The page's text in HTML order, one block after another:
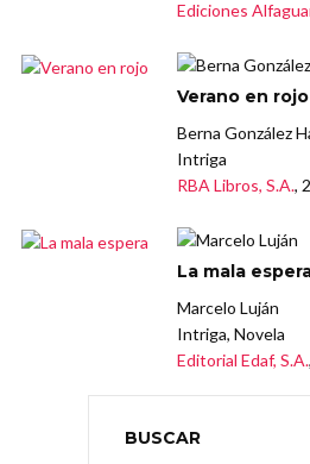
Ediciones
Verano en rojo
Berna González
Intriga
RBA Libros, S.A.,
La mala
Marcelo Luján
Intriga, Novela
Editorial Edaf, S.A.
BUSCAR